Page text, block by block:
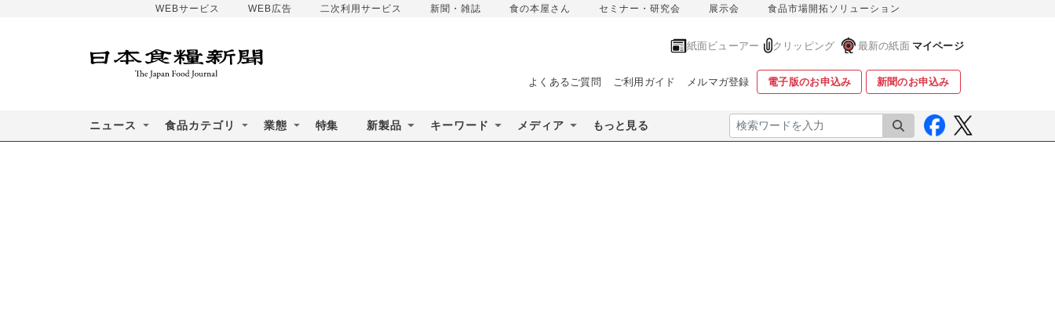
WEBサービス WEB広告 二次利用サービス 新聞・雑誌 食の本屋さん セミナー・研究会 展示会 食品市場開拓ソリューション
紙面ビューアー クリッピング 最新の紙面 マイページ
よくあるご質問 ご利用ガイド メルマガ登録 電子版のお申込み 新聞のお申込み
ニュース 食品カテゴリ 業態 特集 新製品 キーワード メディア もっと見る 検索